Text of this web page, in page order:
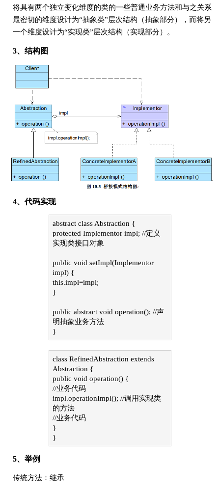
将具有两个独立变化维度的类的一些普通业务方法和与之关系
最密切的维度设计为“抽象类”层次结构（抽象部分），而将另
一个维度设计为“实现类”层次结构（实现部分）。
3、结构图
4、代码实现
abstract class Abstraction {
protected Implementor impl; //定义
实现类接口对象
public void setImpl(Implementor
impl) {
this.impl=impl;
}
public abstract void operation(); //声
明抽象业务方法
}
class RefinedAbstraction extends
Abstraction {
public void operation() {
//业务代码
impl.operationImpl(); //调用实现类
的方法
//业务代码
}
}
5、举例
传统方法：继承